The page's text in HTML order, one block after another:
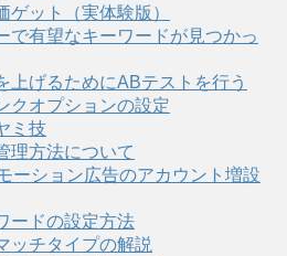
ゲット（実体験版）
で有望なキーワードが見つかっ
上げるためにABテストを行う
クオプションの設定
ミ技
理方法について
ーション広告のアカウント増設
ードの設定方法
ッチタイプの解説